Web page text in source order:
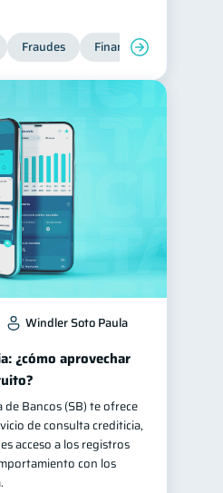
Fraudes Finanzas personales
Windler Soto Paula
¿cómo aprovechar
Bancos (SB) te ofrece
de consulta crediticia,
acceso a los registros
con los